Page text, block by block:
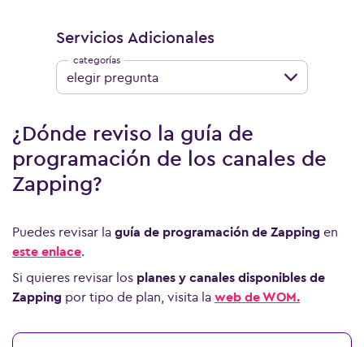
¿Dónde reviso la guía de
programación de los canales de
Zapping?
Puedes revisar la guía de programación de Zapping en
este enlace.
Si quieres revisar los planes y canales disponibles de
Zapping por tipo de plan, visita la web de WOM.
Servicios Adicionales
elegir pregunta